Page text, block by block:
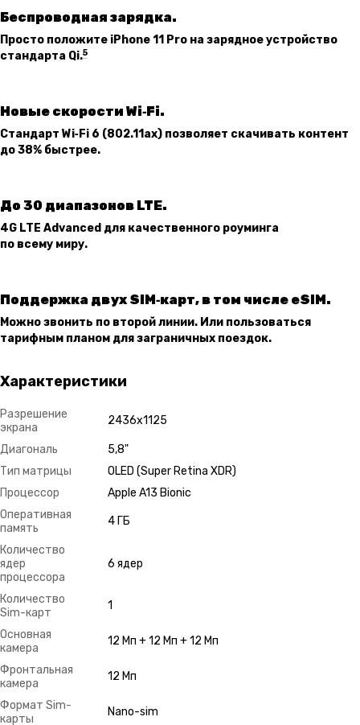
Беспроводная зарядка.
Просто положите iPhone 11 Pro на зарядное устройство
стандарта Qi.5
Новые скорости Wi‑Fi.
Стандарт Wi‑Fi 6 (802.11ax) позволяет скачивать контент
до 38% быстрее.
До 30 диапазонов LTE.
4G LTE Advanced для качественного роуминга
по всему миру.
Поддержка двух SIM‑карт, в том числе eSIM.
Можно звонить по второй линии. Или пользоваться
тарифным планом для заграничных поездок.
Характеристики
Разрешение
экрана
2436х1125
Диагональ
5,8"
Тип матрицы
OLED (Super Retina XDR)
Процессор
Apple A13 Bionic
Оперативная
память
4 ГБ
Количество
ядер
процессора
6 ядер
Количество
Sim-карт
1
Основная
камера
12 Мп + 12 Мп + 12 Мп
Фронтальная
камера
12 Мп
Формат Sim-
карты
Nano-sim